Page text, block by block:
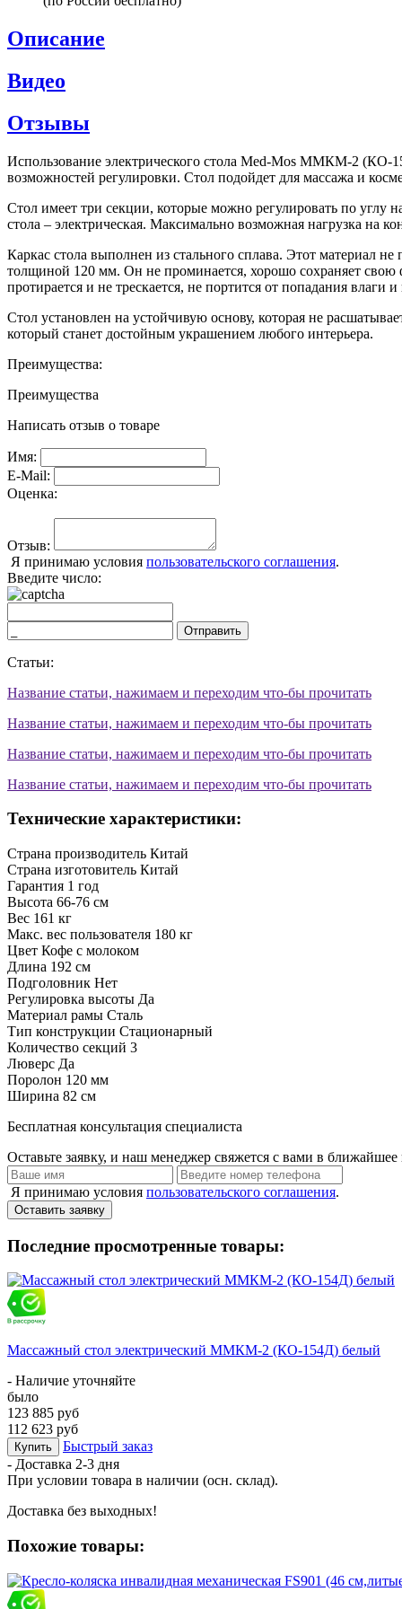
Описание
Видео
Отзывы
Использование электрического стола Med-Mos ММКМ-2 (КО-
возможностей регулировки. Стол подойдет для массажа и
Стол имеет три секции, которые можно регулировать по
стола – электрическая. Максимально возможная нагрузка на
Каркас стола выполнен из стального сплава. Этот материал
толщиной 120 мм. Он не проминается, хорошо сохраняет
протирается и не трескается, не портится от попадания
Стол установлен на устойчивую основу, которая не
который станет достойным украшением любого интерьера.
Преимущества:
Преимущества
Написать отзыв о товаре
Имя:
E-Mail:
Оценка:
Отзыв:
Я принимаю условия пользовательского соглашения.
Введите число:
Отправить
Статьи:
Название статьи, нажимаем и переходим что-бы прочитать
Название статьи, нажимаем и переходим что-бы прочитать
Название статьи, нажимаем и переходим что-бы прочитать
Название статьи, нажимаем и переходим что-бы прочитать
Технические характеристики:
Страна производитель Китай
Страна изготовитель Китай
Гарантия 1 год
Высота 66-76 см
Вес 161 кг
Макс. вес пользователя 180 кг
Цвет Кофе с молоком
Длина 192 см
Подголовник Нет
Регулировка высоты Да
Материал рамы Сталь
Тип конструкции Стационарный
Количество секций 3
Люверс Да
Поролон 120 мм
Ширина 82 см
Бесплатная консультация специалиста
Оставьте заявку, и наш менеджер свяжется с вами в ближайшее
Я принимаю условия пользовательского соглашения.
Оставить заявку
Последние просмотренные товары:
Массажный стол электрический ММКМ-2 (КО-154Д) белый
- Наличие уточняйте
было
123 885 руб
112 623 руб
Купить
Быстрый заказ
- Доставка 2-3 дня
При условии товара в наличии (осн. склад).
Доставка без выходных!
Похожие товары: